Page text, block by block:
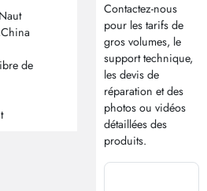
de
Contactez-nous
pour les tarifs de
gros volumes, le
support technique,
les devis de
réparation et des
photos ou vidéos
détaillées des
produits.